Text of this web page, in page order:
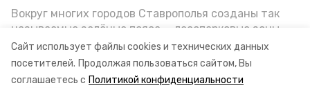
Сайт использует файлы cookies и технических данных
посетителей. Продолжая пользоваться сайтом, Вы
соглашаетесь с Политикой конфиденциальности
Вокруг многих городов Ставрополья созданы так
называемые зелёные пояса — лесопарковые зоны,
снижающие негативное воздействие выхлопных
газов на атмосферу. Справляются ли они с
постоянно растущим потоком автотранспорта и
Владимирову. На них он ответил в
эфире патриотического интернет-радио
«POBEDA.FM».